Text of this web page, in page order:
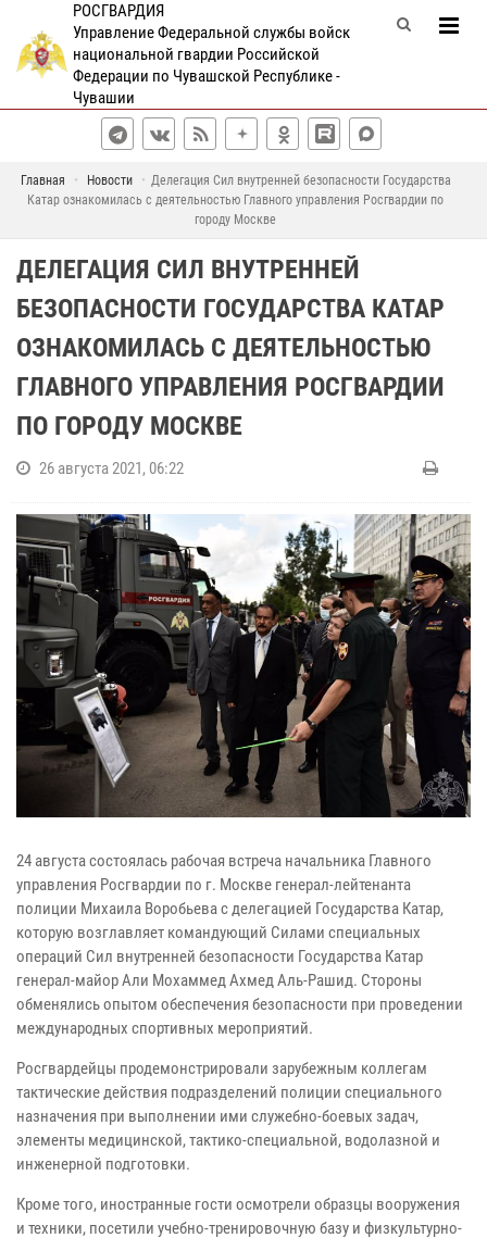
РОСГВАРДИЯ
Управление Федеральной службы войск
национальной гвардии Российской
Федерации по Чувашской Республике -
Чувашии
Главная Новости
Делегация Сил внутренней безопасности Государства
Катар ознакомилась с деятельностью Главного управления Росгвардии по
городу Москве
ДЕЛЕГАЦИЯ СИЛ ВНУТРЕННЕЙ
БЕЗОПАСНОСТИ ГОСУДАРСТВА КАТАР
ОЗНАКОМИЛАСЬ С ДЕЯТЕЛЬНОСТЬЮ
ГЛАВНОГО УПРАВЛЕНИЯ РОСГВАРДИИ
ПО ГОРОДУ МОСКВЕ
26 августа 2021, 06:22
24 августа состоялась рабочая встреча начальника Главного
управления Росгвардии по г. Москве генерал-лейтенанта
полиции Михаила Воробьева с делегацией Государства Катар,
которую возглавляет командующий Силами специальных
операций Сил внутренней безопасности Государства Катар
генерал-майор Али Мохаммед Ахмед Аль-Рашид. Стороны
обменялись опытом обеспечения безопасности при проведении
международных спортивных мероприятий.
Росгвардейцы продемонстрировали зарубежным коллегам
тактические действия подразделений полиции специального
назначения при выполнении ими служебно-боевых задач,
элементы медицинской, тактико-специальной, водолазной и
инженерной подготовки.
Кроме того, иностранные гости осмотрели образцы вооружения
и техники, посетили учебно-тренировочную базу и физкультурно-